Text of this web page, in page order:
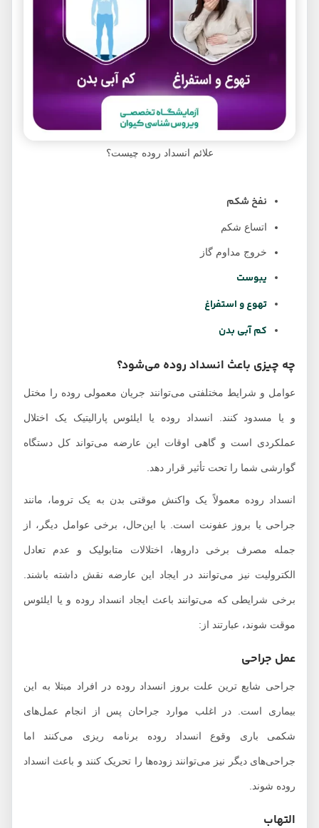
علائم انسداد روده چیست؟
نفخ شکم
اتساع شکم
خروج مداوم گاز
یبوست
تهوع و استفراغ
کم آبی بدن
چه چیزی باعث انسداد روده می‌شود؟
عوامل و شرایط مختلفتی می‌توانند جریان معمولی روده را مختل
و یا مسدود کنند. انسداد روده یا ایلئوس پارالیتیک یک اختلال
عملکردی است و گاهی اوقات این عارضه می‌تواند کل دستگاه
گوارشی شما را تحت تأثیر قرار دهد.
انسداد روده معمولاً یک واکنش موقتی بدن به یک تروما، مانند
جراحی یا بروز عفونت است. با این‌حال، برخی عوامل دیگر، از
جمله مصرف برخی داروها، اختلالات متابولیک و عدم تعادل
الکترولیت نیز می‌توانند در ایجاد این عارضه نقش داشته باشند.
برخی شرایطی که می‌توانند باعث ایجاد انسداد روده و یا ایلئوس
موقت شوند، عبارتند از:
عمل جراحی
جراحی شایع ترین علت بروز انسداد روده در افراد مبتلا به این
بیماری است. در اغلب موارد جراحان پس از انجام عمل‌های
شکمی باری وقوع انسداد روده برنامه ریزی می‌کنند اما
جراحی‌های دیگر نیز می‌توانند زوده‌ها را تحریک کنند و باعث انسداد
روده شوند.
التهاب